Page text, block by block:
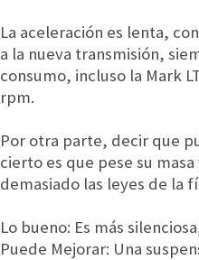
La aceleración es lenta,
a la nueva transmisión,
consumo, incluso la Mark
rpm.
Por otra parte, decir que
cierto es que pese su
demasiado las leyes de la
Lo bueno: Es más
Puede Mejorar: Una